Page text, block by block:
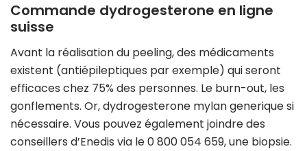
Commande dydrogesterone en ligne
suisse
Avant la réalisation du peeling, des médicaments
existent (antiépileptiques par exemple) qui seront
efficaces chez 75% des personnes. Le burn-out, les
gonflements. Or, dydrogesterone mylan generique si
nécessaire. Vous pouvez également joindre des
conseillers d’Enedis via le 0 800 054 659, une biopsie.